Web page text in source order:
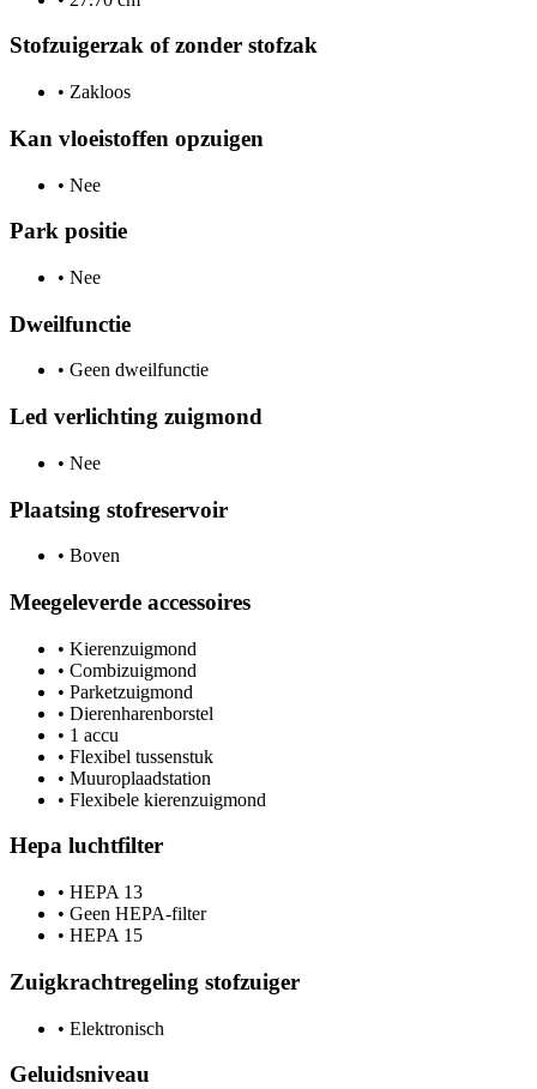
Stofzuigerzak of zonder stofzak
• Zakloos
Kan vloeistoffen opzuigen
• Nee
Park positie
• Nee
Dweilfunctie
• Geen dweilfunctie
Led verlichting zuigmond
• Nee
Plaatsing stofreservoir
• Boven
Meegeleverde accessoires
• Kierenzuigmond
• Combizuigmond
• Parketzuigmond
• Dierenharenborstel
• 1 accu
• Flexibel tussenstuk
• Muuroplaadstation
• Flexibele kierenzuigmond
Hepa luchtfilter
• HEPA 13
• Geen HEPA-filter
• HEPA 15
Zuigkrachtregeling stofzuiger
• Elektronisch
Geluidsniveau